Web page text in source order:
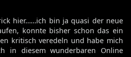
hier……ich bin ja quasi der neue
konnte bisher schon das ein
kritisch veredeln und habe mich
in diesem wunderbaren Online